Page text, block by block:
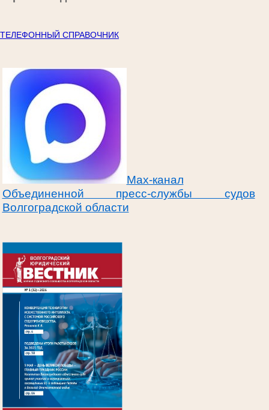
ТЕЛЕФОННЫЙ СПРАВОЧНИК
Max-канал
Объединенной пресс-службы судов
Волгоградской области